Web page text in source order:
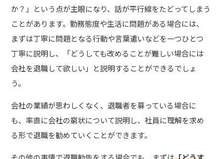
か？」という点が主眼になり、話が平行線をたどってしまう
ことがあります。勤務態度や生活に問題がある場合には、
まずは丁寧に問題となる行動や言葉遣いなどを一つひとつ
丁寧に説明し、「どうしても改めることが難しい場合には
会社を退職して欲しい」と説明することができるでしょ
う。
会社の業績が思わしくなく、退職者を募っている場合に
も、率直に会社の窮状について説明し、社員に理解を求め
る形で退職を勧めていくことができます。